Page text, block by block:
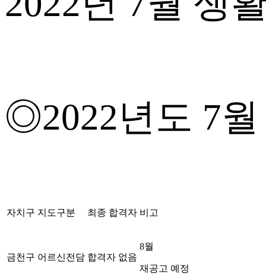
◎2022년도 7
자치구 지도구분 최종 합격자 비고
금천구 어르신전담 합격자 없음
8월
재공고 예정